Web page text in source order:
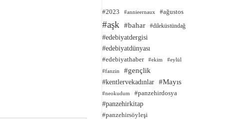
#2023 #annieernaux #ağustos
#aşk #bahar #dileküstündağ
#edebiyatdergisi
#edebiyatdünyası
#edebiyathaber #ekim #eylül
#fanzin
#gençlik
#kentlervekadınlar #Mayıs
#neokudum
#panzehirdosya
#panzehirkitap
#panzehirsöyleşi